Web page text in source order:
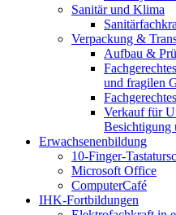
Sanitär und Klima
Verpackung &
Aufbau &
und fragilen
Verkauf für
Besichtigung
Erwachsenenbildung
10-Finger-
Microsoft Office
ComputerCafé
IHK-Fortbildungen